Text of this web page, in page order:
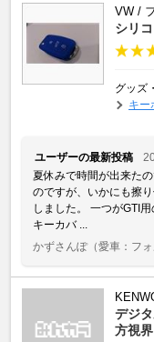
VW /
シリ
グッズ
キー
ユーザーの最新投稿
夏休みで時間が出来た
のですが、いかにも擦
しました。 一つがGTI
キーカバ ...
かずさんぽ（愛車：フ
デジ
方視